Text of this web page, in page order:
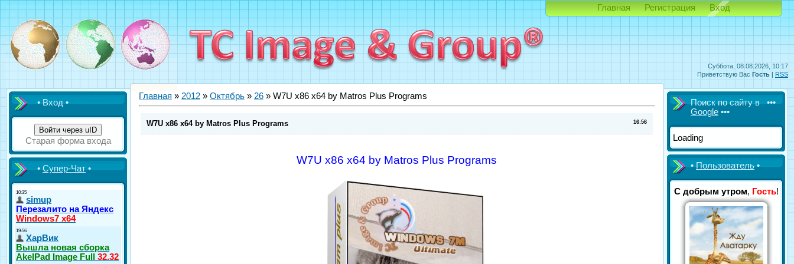
Суббота, 08.08.2026, 10:17
Приветствую Вас Гость | RSS
Главная Регистрация Вход
• Вход •
Войти через uID
Старая форма входа
•Супер-Чат•
Главная » 2012 » Октябрь » 26 » W7U x86 x64 by Matros Plus Programs
16:56
W7U x86 x64 by Matros Plus Programs
W7U x86 x64 by Matros Plus Programs
Поиск по сайту в •••
Google •••
Loading
•Пользователь•
С добрым утром, Гость!